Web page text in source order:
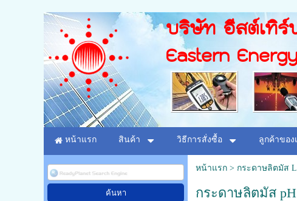
บริษัท อีสต์เทิร์
Eastern
หน้าแรก สินค้า วิธีการสั่งซื้อ ลูกค้าของ
หน้าแรก> กระดาษลิตมัส
กระดาษลิตมัส pH